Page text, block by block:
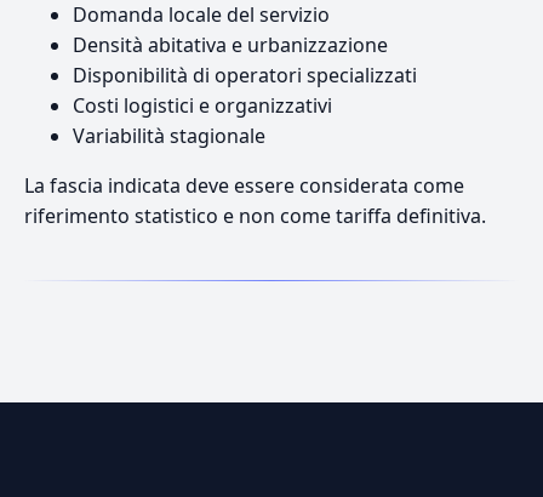
Domanda locale del servizio
Densità abitativa e urbanizzazione
Disponibilità di operatori specializzati
Costi logistici e organizzativi
Variabilità stagionale
La fascia indicata deve essere considerata come
riferimento statistico e non come tariffa definitiva.